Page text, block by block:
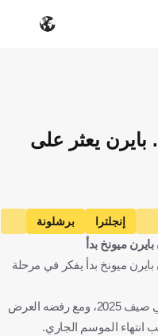
يعثر على
إنجلترا
برشلونة
أدريان رابيو
ميونخ بدأ
بايرن ميونخ بدأ يفكر في مرحلة
وينتهي عقد كيميتش (29 عامًا) مع بايرن، في صيف 2025، ومع رفضه العرض
انتهاء الموسم الجاري.